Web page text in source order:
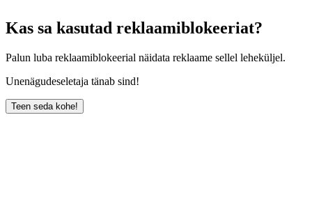
Kas sa kasutad reklaamiblokeeriat?
Palun luba reklaamiblokeerial näidata reklaame sellel leheküljel.
Unenägudeseletaja tänab sind!
Teen seda kohe!